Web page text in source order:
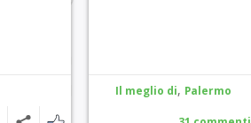
Il meglio di, Palermo